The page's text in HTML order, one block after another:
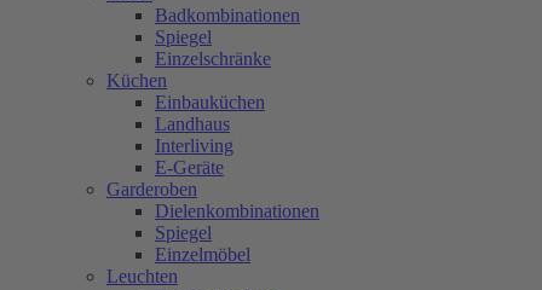
Badkombinationen
Spiegel
Einzelschränke
Küchen
Einbauküchen
Landhaus
Interliving
E-Geräte
Garderoben
Dielenkombinationen
Spiegel
Einzelmöbel
Leuchten